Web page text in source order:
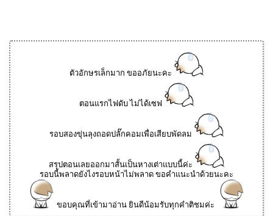
ตัวอักษรเล็กมาก ขออภัยนะคะ
ตอนแรกไฟดับ ไม่ได้เซฟ
รอบสองขุ่นลุงถอดปลั๊กคอมเพื่อเสียบพัดลม
สรุปตอนเลยออกมาสั้นเป็นหางเต่าแบบนี้ค่ะ
รอบนี้พลาดยังไงรอบหน้าไม่พลาด ขอคำแนะนำด้วยนะคะ
ขอบคุณที่เข้ามาอ่าน ยินดีน้อมรับทุกคำติชมค่ะ